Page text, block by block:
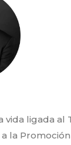
vida ligada al
la